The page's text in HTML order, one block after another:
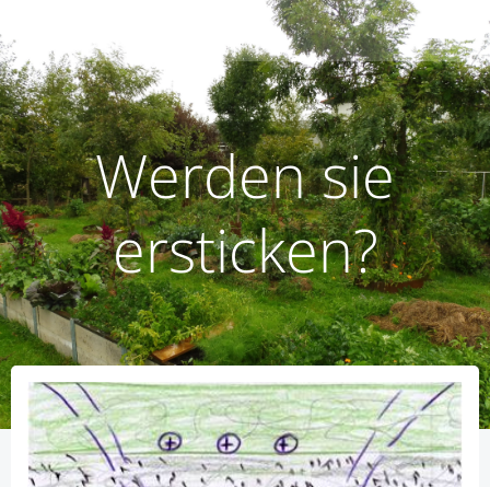
Zum
Inhalt
springen
Werden sie
ersticken?